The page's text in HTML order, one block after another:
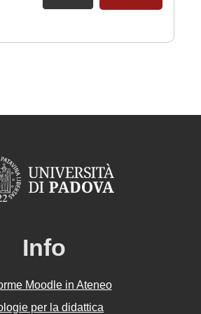
Info
Moodle in Ateneo
per la didattica